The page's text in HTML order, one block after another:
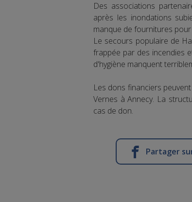
Des associations
après les inondations
manque de fournitures
Le secours populaire de
frappée par des incendies
d'hygiène manquent
Les dons financiers
Vernes à Annecy. La
cas de don.
Partager